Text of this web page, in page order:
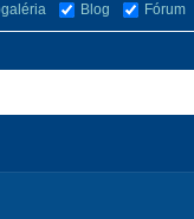
Blog Fórum